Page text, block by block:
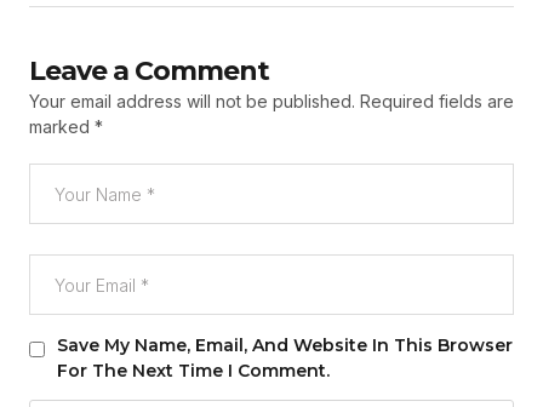
Leave a Comment
Your email address will not be published. Required fields are
marked *
Save My Name, Email, And Website In This Browser
For The Next Time I Comment.